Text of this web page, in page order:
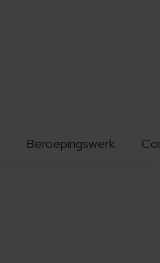
Beroepingswerk